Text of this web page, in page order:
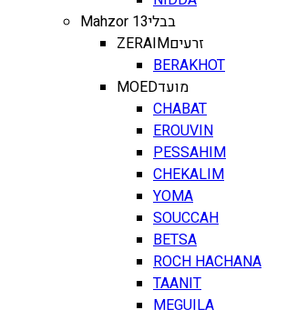
Mahzor 13בבלי
ZERAIMזרעים
BERAKHOT
MOEDמועד
CHABAT
EROUVIN
PESSAHIM
CHEKALIM
YOMA
SOUCCAH
BETSA
ROCH HACHANA
TAANIT